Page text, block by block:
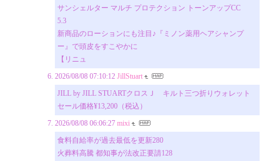
サンシェルター マルチ プロテクション トーンアップCC
5.3
新商品のローションにも注目♪『ミノン薬用ヘアシャンプ
ー』で頭皮をすこやかに
【リニュ
2026/08/08 07:10:12 JillStuart
JILL by JILL STUARTクロスＪ キルト三つ折りウォレット
セール価格¥13,200（税込）
2026/08/08 06:06:27 mixi
食料自給率が過去最低を更新280
火葬料高騰 都知事が法改正要請128